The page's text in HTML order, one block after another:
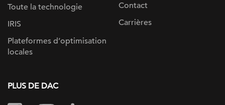
Toute la technologie
IRIS
Plateformes d’optimisation
locales
Contact
Carrières
PLUS DE DAC